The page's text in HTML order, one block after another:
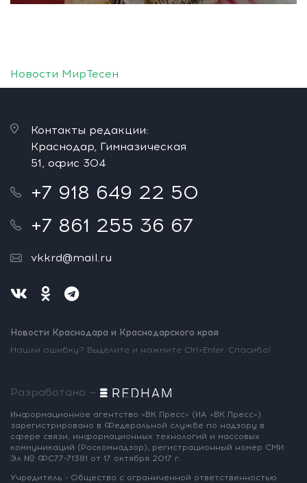
Новости МирТесен
Контакты редакции:
Краснодар, Гимназическая
51, офис 304
+7 918 649 22 50
+7 861 255 36 67
vkkrd@mail.ru
Новости Краснодара и Краснодарского края
Нашли ошибку? Выделите и нажмите Ctrl+Enter. Спасибо!
Разработано —
Информационное агентство «ВК Пресс» (ИА «ВК Пресс»)
зарегистрировано в Федеральной службе по надзору в
сфере связи, информационных технологий и массовых
коммуникаций (Роскомнадзор), регистрационный номер СМИ:
Эл № ФС77-71381 от 17 октября 2017 г.
Учредитель - Общество с ограниченной ответственностью